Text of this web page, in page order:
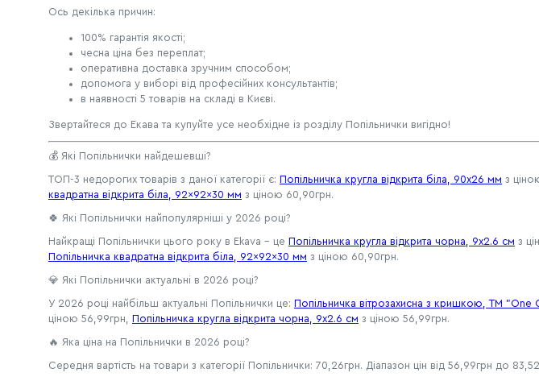
Ось декілька причин:
100% гарантія якості;
чесна ціна без переплат;
оперативна доставка зручним способом;
допомога у виборі від професійних консультантів;
в наявності 5 товарів на складі в Києві.
Звертайтеся до Екава та купуйте усе необхідне із розділу Попільнички вигідно!
💰 Які Попільнички найдешевші?
ТОП-3 недорогих товарів з даної категорії є: Попільничка кругла відкрита біла, 90x26 мм з
квадратна відкрита біла, 92×92×30 мм з ціною 60,90грн.
🍀 Які Попільнички найпопулярніші у 2026 році?
Найкращі Попільнички цього року в Ekava - це Попільничка кругла відкрита чорна, 9x2.6 см з
Попільничка квадратна відкрита біла, 92×92×30 мм з ціною 60,90грн.
💎 Які Попільнички актуальні в 2026 році?
У 2026 році найбільш актуальні Попільнички це: Попільничка вітрозахисна з кришкою, ТМ "One
ціною 56,99грн, Попільничка кругла відкрита чорна, 9x2.6 см з ціною 56,99грн.
🔥 Яка ціна на Попільнички в 2026 році?
Середня вартість на товари з категорії Попільнички: 70,26грн. Діапазон цін від 56,99грн до